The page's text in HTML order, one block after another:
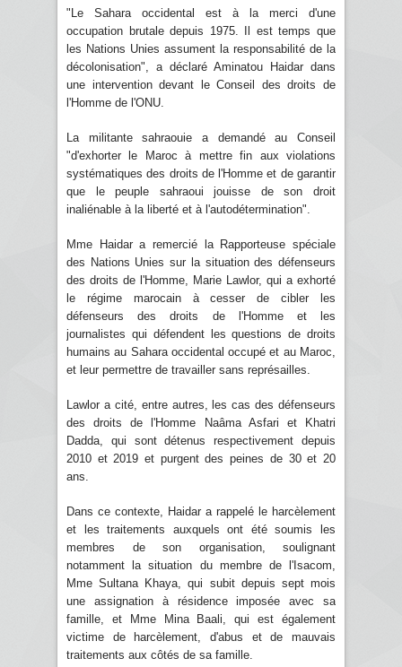
"Le Sahara occidental est à la merci d'une
occupation brutale depuis 1975. Il est temps que
les Nations Unies assument la responsabilité de la
décolonisation", a déclaré Aminatou Haidar dans
une intervention devant le Conseil des droits de
l'Homme de l'ONU.
La militante sahraouie a demandé au Conseil
"d'exhorter le Maroc à mettre fin aux violations
systématiques des droits de l'Homme et de garantir
que le peuple sahraoui jouisse de son droit
inaliénable à la liberté et à l'autodétermination".
Mme Haidar a remercié la Rapporteuse spéciale
des Nations Unies sur la situation des défenseurs
des droits de l'Homme, Marie Lawlor, qui a exhorté
le régime marocain à cesser de cibler les
défenseurs des droits de l'Homme et les
journalistes qui défendent les questions de droits
humains au Sahara occidental occupé et au Maroc,
et leur permettre de travailler sans représailles.
Lawlor a cité, entre autres, les cas des défenseurs
des droits de l'Homme Naâma Asfari et Khatri
Dadda, qui sont détenus respectivement depuis
2010 et 2019 et purgent des peines de 30 et 20
ans.
Dans ce contexte, Haidar a rappelé le harcèlement
et les traitements auxquels ont été soumis les
membres de son organisation, soulignant
notamment la situation du membre de l'Isacom,
Mme Sultana Khaya, qui subit depuis sept mois
une assignation à résidence imposée avec sa
famille, et Mme Mina Baali, qui est également
victime de harcèlement, d'abus et de mauvais
traitements aux côtés de sa famille.